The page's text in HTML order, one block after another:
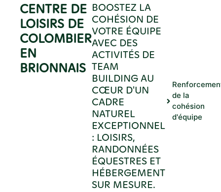
CENTRE DE
LOISIRS DE
COLOMBIER
EN
BRIONNAIS
BOOSTEZ LA
COHÉSION DE
VOTRE ÉQUIPE
AVEC DES
ACTIVITÉS DE
TEAM
BUILDING AU
CŒUR D'UN
CADRE
NATUREL
EXCEPTIONNEL
: LOISIRS,
RANDONNÉES
ÉQUESTRES ET
HÉBERGEMENT
SUR MESURE.
de la
cohésion
d'équipe